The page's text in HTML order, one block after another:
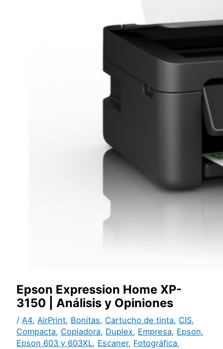
Epson Expression Home XP-
3150 | Análisis y Opiniones
/A4,AirPrint, Bonitas, Cartucho de tinta, CIS,
Compacta, Copiadora, Duplex, Empresa, Epson,
Epson 603 y 603XL, Escaner, Fotográfica,